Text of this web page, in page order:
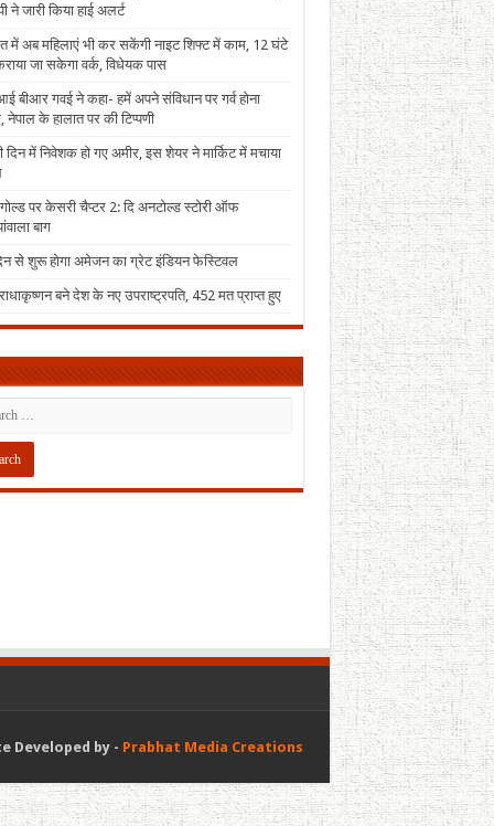
ने जारी किया हाई अलर्ट
में अब महिलाएं भी कर सकेंगी नाइट शिफ्ट में काम, 12 घंटे
जा सकेगा वर्क, विधेयक पास
बीआर गवई ने कहा- हमें अपने संविधान पर गर्व होना
नेपाल के हालात पर की टिप्पणी
दिन में निवेशक हो गए अमीर, इस शेयर ने मार्किट में मचाया
गोल्ड पर केसरी चैप्टर 2: दि अनटोल्ड स्टोरी ऑफ
बाग
से शुरू होगा अमेजन का ग्रेट इंडियन फेस्टिवल
बने देश के नए उपराष्ट्रपति, 452 मत प्राप्त हुए
Developed by - Prabhat Media Creations